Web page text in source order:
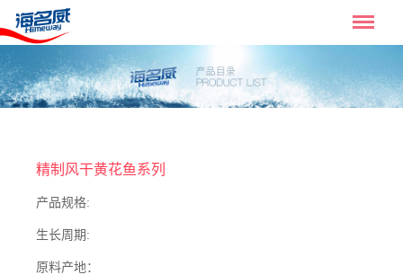
精制风干黄花鱼系列
产品规格:
生长周期:
原料产地：